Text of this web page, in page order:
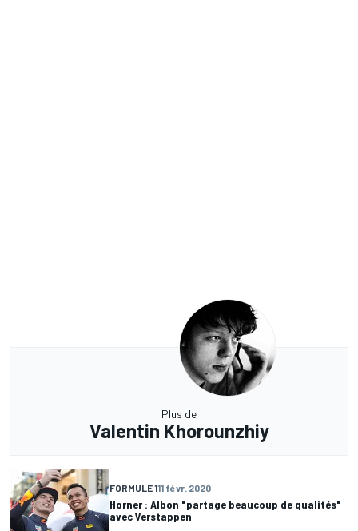
Plus de
Valentin Khorounzhiy
FORMULE 111 févr. 2020
Horner : Albon "partage beaucoup de qualités"
avec Verstappen